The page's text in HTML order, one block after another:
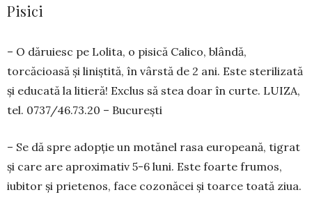
Pisici
– O dăruiesc pe Lolita, o pisică Calico, blân­dă,
torcăcioasă și liniștită, în vârstă de 2 ani. Este sterilizată
și educată la litieră! Exclus să stea doar în curte. LUIZA,
tel. 0737/46.73.20 – Bucu­rești
– Se dă spre adopție un motănel rasa eu­ro­peană, tigrat
și care are aproximativ 5-6 luni. Este foarte frumos,
iubitor și prie­tenos, face co­zonăcei și toarce toată ziua.